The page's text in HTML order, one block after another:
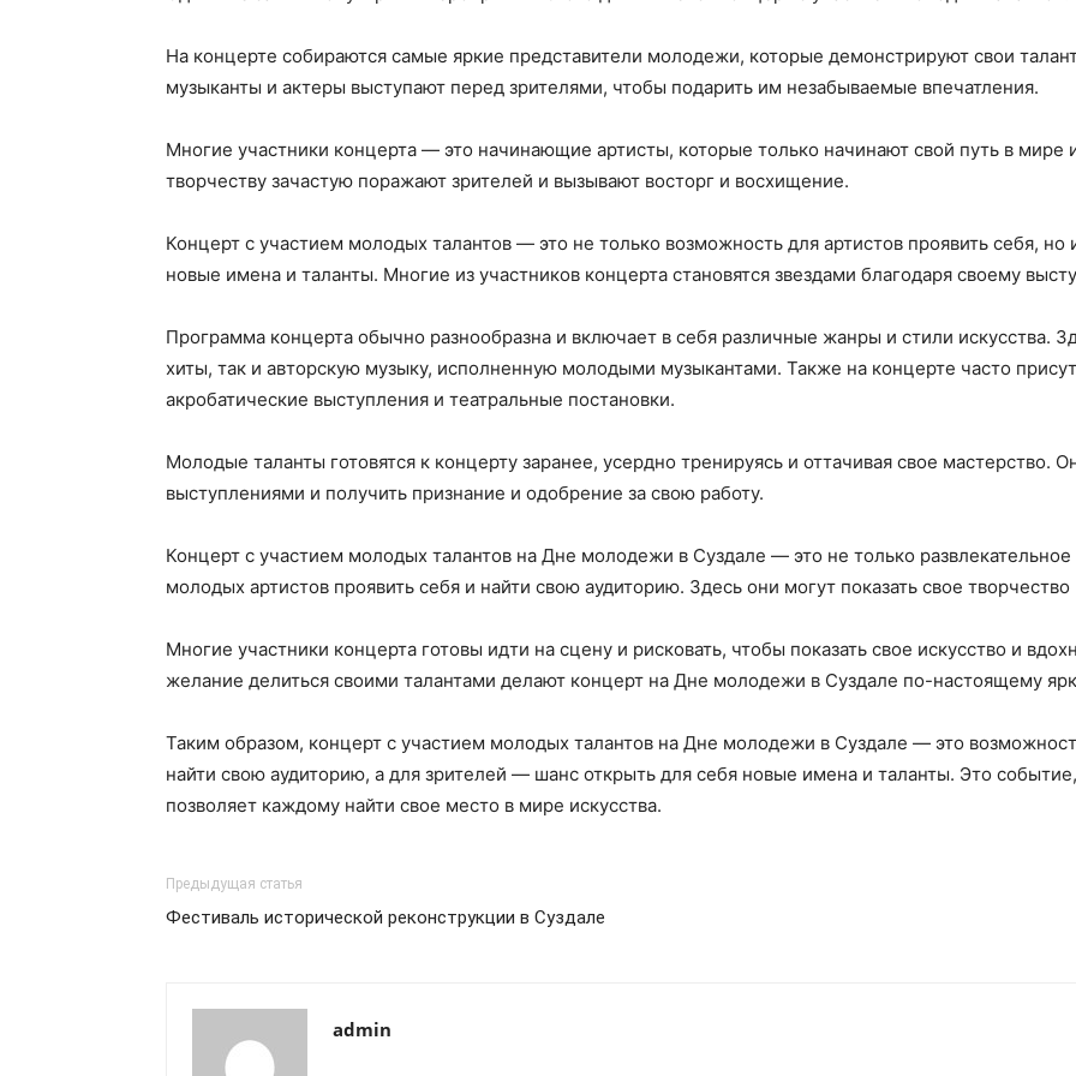
На концерте собираются самые яркие представители молодежи, которые демонстрируют свои
музыканты и актеры выступают перед зрителями, чтобы подарить им незабываемые впечатления.
Многие участники концерта — это начинающие артисты, которые только начинают свой путь в мире
творчеству зачастую поражают зрителей и вызывают восторг и восхищение.
Концерт с участием молодых талантов — это не только возможность для артистов проявить себя, но
новые имена и таланты. Многие из участников концерта становятся звездами благодаря своему
Программа концерта обычно разнообразна и включает в себя различные жанры и стили искусства.
хиты, так и авторскую музыку, исполненную молодыми музыкантами. Также на концерте часто
акробатические выступления и театральные постановки.
Молодые таланты готовятся к концерту заранее, усердно тренируясь и оттачивая свое мастерство.
выступлениями и получить признание и одобрение за свою работу.
Концерт с участием молодых талантов на Дне молодежи в Суздале — это не только
молодых артистов проявить себя и найти свою аудиторию. Здесь они могут показать свое
Многие участники концерта готовы идти на сцену и рисковать, чтобы показать свое искусство и
желание делиться своими талантами делают концерт на Дне молодежи в Суздале по-настоящему
Таким образом, концерт с участием молодых талантов на Дне молодежи в Суздале — это
найти свою аудиторию, а для зрителей — шанс открыть для себя новые имена и таланты. Это
позволяет каждому найти свое место в мире искусства.
Предыдущая статья
Фестиваль исторической реконструкции в Суздале
admin